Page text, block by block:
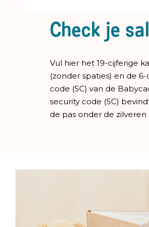
Check je
Vul hier het 19-cijferige
(zonder spaties) en de
code (SC) van de
security code (SC)
de pas onder de zilveren